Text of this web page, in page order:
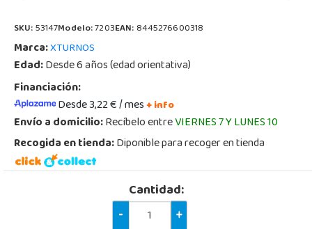
SKU:53147Modelo:7203EAN:8445276600318
Marca:XTURNOS
Edad:Desde 6 años (edad orientativa)
Financiación:
Desde 3,22 € / mes+ info
Envío a domicilio:Recíbelo entreVIERNES 7 Y LUNES 10
Recogida en tienda:Diponible para recoger en tienda
Cantidad:
-
+